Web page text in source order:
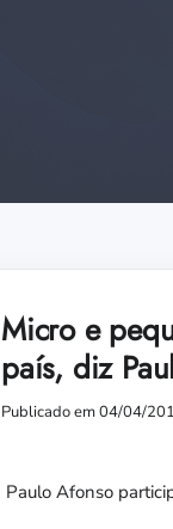
Micro e
país, diz
Publicado em 04/04/
Paulo Afonso